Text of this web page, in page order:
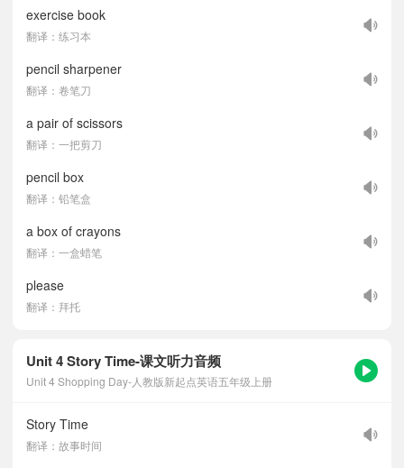
exercise book
翻译：练习本
pencil sharpener
翻译：卷笔刀
a pair of scissors
翻译：一把剪刀
pencil box
翻译：铅笔盒
a box of crayons
翻译：一盒蜡笔
please
翻译：拜托
Unit 4 Story Time-课文听力音频
Unit 4 Shopping Day-人教版新起点英语五年级上册
Story Time
翻译：故事时间